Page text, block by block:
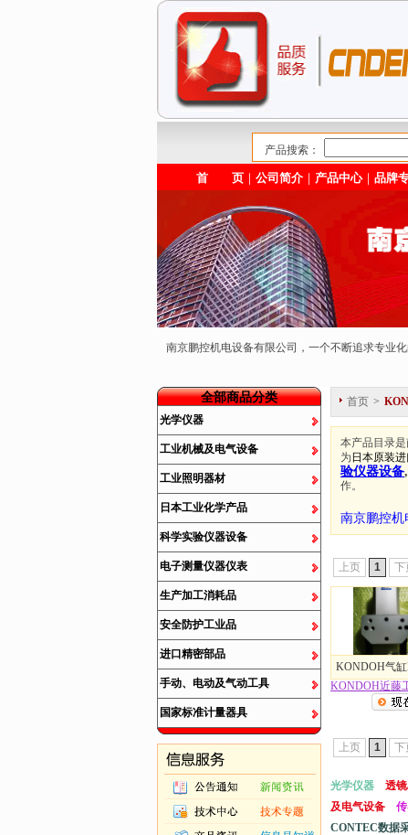
产品搜索：
首 页｜ 公司简介｜ 产品中心｜ 品牌
南京鹏控机电设备有限公司，一个不断追求专业化
全部商品分类
光学仪器
工业机械及电气设备
工业照明器材
日本工业化学产品
科学实验仪器设备
电子测量仪器仪表
生产加工消耗品
安全防护工业品
进口精密部品
手动、电动及气动工具
国家标准计量器具
首页 >
本产品目录
为 日本原装
验仪器设备,
作。
南京鹏控机
上页 1 下
KONDOH气缸
KONDOH近藤
上页 1 下
光学仪器 透
及电气设备
CONTEC数据